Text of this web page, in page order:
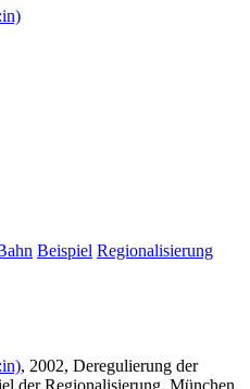
Beispiel Regionalisierung
, 2002, Deregulierung der